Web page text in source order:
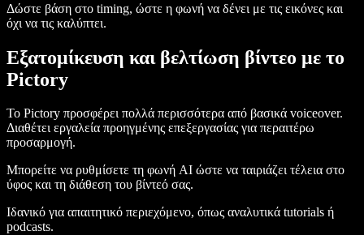
Δώστε βάση στο timing, ώστε η φωνή να δένει με τις εικόνες και
όχι να τις καλύπτει.
Εξατομίκευση και βελτίωση βίντεο με το
Pictory
Το Pictory προσφέρει πολλά περισσότερα από βασικά voiceover.
Διαθέτει εργαλεία προηγμένης επεξεργασίας για περαιτέρω
προσαρμογή.
Μπορείτε να ρυθμίσετε τη φωνή AI ώστε να ταιριάζει τέλεια στο
ύφος και τη διάθεση του βίντεό σας.
Ιδανικό για απαιτητικό περιεχόμενο, όπως αναλυτικά tutorials ή
podcasts.